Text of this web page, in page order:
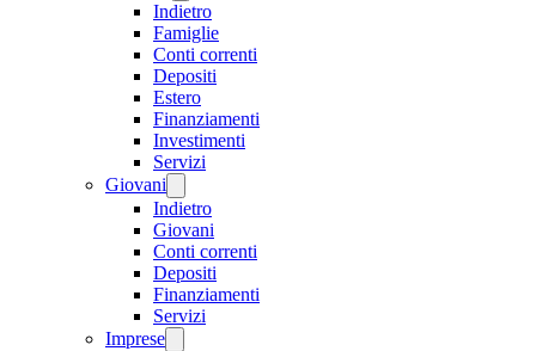
Indietro
Famiglie
Conti correnti
Depositi
Estero
Finanziamenti
Investimenti
Servizi
Giovani
Indietro
Giovani
Conti correnti
Depositi
Finanziamenti
Servizi
Imprese